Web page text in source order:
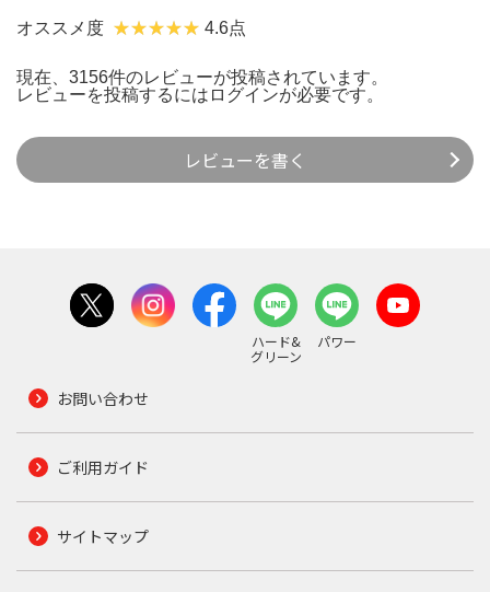
オススメ度 4.6点
現在、3156件のレビューが投稿されています。
レビューを投稿するには ログインが必要です。
レビューを書く
ハード&
グリーン
パワー
お問い合わせ
ご利用ガイド
サイトマップ